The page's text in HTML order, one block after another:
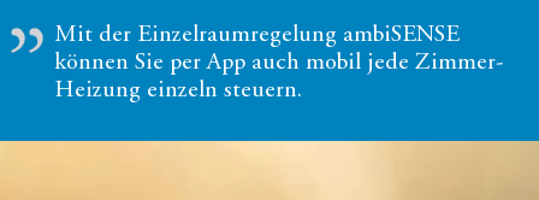
Mit der Einzelraumregelung ambiSENSE
können Sie per App auch mobil jede Zimmer-
Heizung einzeln steuern.